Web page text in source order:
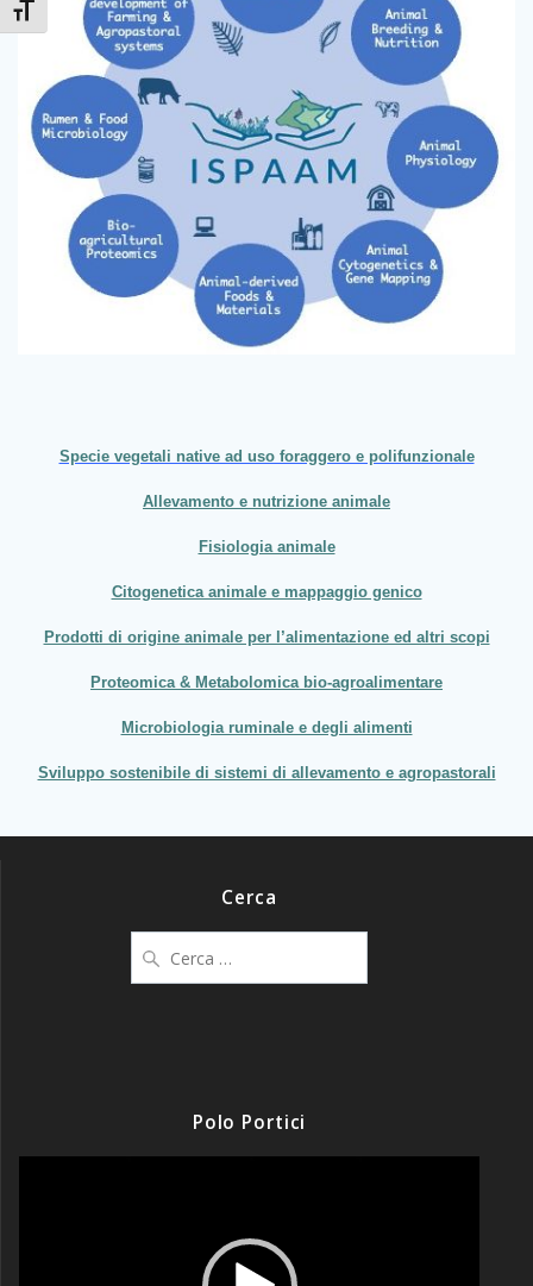
Attiva/disattiva dimensione testo
Specie vegetali native ad uso foraggero e polifunzionale
Allevamento e nutrizione animale
Fisiologia animale
Citogenetica animale e mappaggio genico
Prodotti di origine animale per l’alimentazione ed altri scopi
Proteomica & Metabolomica bio-agroalimentare
Microbiologia ruminale e degli alimenti
Sviluppo sostenibile di sistemi di allevamento e agropastorali
Cerca
per:
Polo Portici